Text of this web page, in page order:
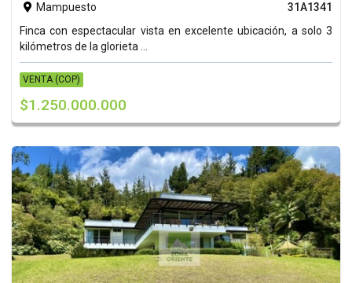
 Mampuesto
31A1341
Finca con espectacular vista en excelente ubicación, a solo 3
kilómetros de la glorieta ...
VENTA (COP)
$1.250.000.000